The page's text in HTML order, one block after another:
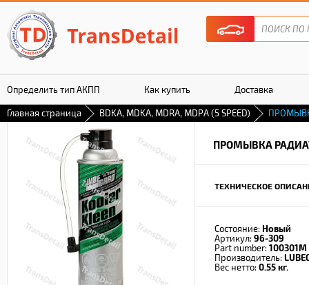
Определить тип АКПП Как купить Доставка
Гарантия
Главная страница BDKA, MDKA, MDRA, MDPA (5 SPEED)
ПРОМЫВКА
ТЕХНИЧЕСКОЕ
Состояние: Новый
Артикул: 96-309
Part number: 100301M
Производитель:
Вес нетто: 0.55 кг.